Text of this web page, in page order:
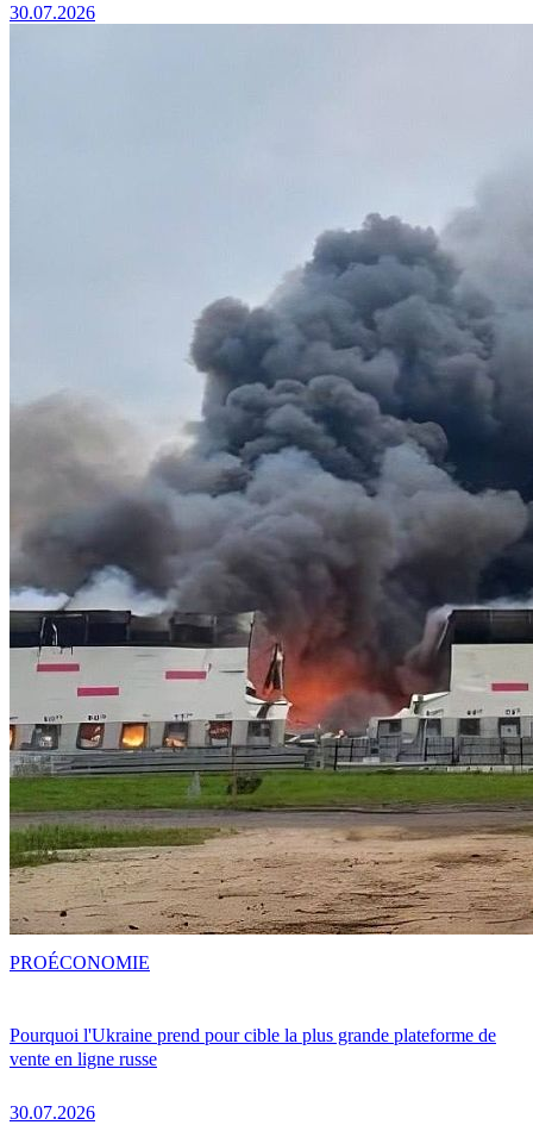
30.07.2026
Pourquoi l'Ukraine prend pour cible la plus grande plateforme de
vente en ligne russe
30.07.2026
PROÉCONOMIE